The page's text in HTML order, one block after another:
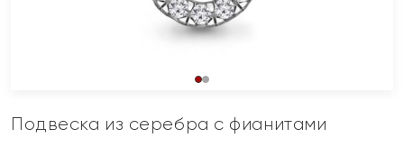
Подвеска из серебра с фианитами